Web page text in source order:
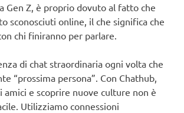
Gen Z, è proprio dovuto al fatto che
sconosciuti online, il che significa che
chi finiranno per parlare.
di chat straordinaria ogni volta che
“prossima persona”. Con Chathub,
amici e scoprire nuove culture non è
Utilizziamo connessioni